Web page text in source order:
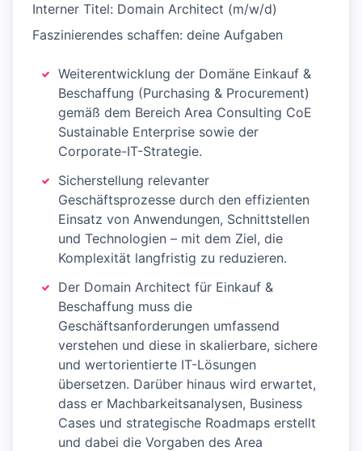
Interner Titel: Domain Architect (m/w/d)
Faszinierendes schaffen: deine Aufgaben
Weiterentwicklung der Domäne Einkauf &
Beschaffung (Purchasing & Procurement)
gemäß dem Bereich Area Consulting CoE
Sustainable Enterprise sowie der
Corporate-IT-Strategie.
Sicherstellung relevanter
Geschäftsprozesse durch den effizienten
Einsatz von Anwendungen, Schnittstellen
und Technologien – mit dem Ziel, die
Komplexität langfristig zu reduzieren.
Der Domain Architect für Einkauf &
Beschaffung muss die
Geschäftsanforderungen umfassend
verstehen und diese in skalierbare, sichere
und wertorientierte IT-Lösungen
übersetzen. Darüber hinaus wird erwartet,
dass er Machbarkeitsanalysen, Business
Cases und strategische Roadmaps erstellt
und dabei die Vorgaben des Area